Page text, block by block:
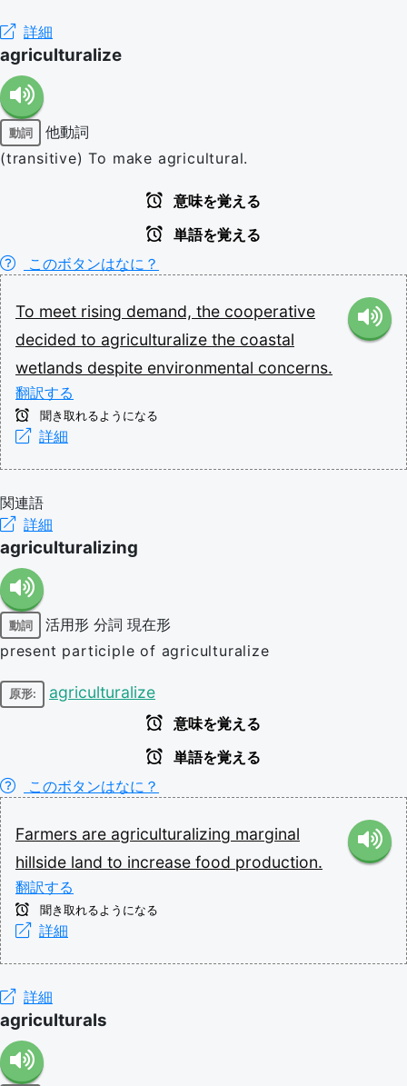
詳細
agriculturalize
動詞
他動詞
(transitive) To make agricultural.
意味を覚える
単語を覚える
このボタンはなに？
To meet rising demand, the cooperative
decided to agriculturalize the coastal
wetlands despite environmental concerns.
翻訳する
聞き取れるようになる
詳細
関連語
詳細
agriculturalizing
動詞 活用形 分詞 現在形
present participle of agriculturalize
原形: agriculturalize
意味を覚える
単語を覚える
このボタンはなに？
Farmers are agriculturalizing marginal
hillside land to increase food production.
翻訳する
聞き取れるようになる
詳細
詳細
agriculturals